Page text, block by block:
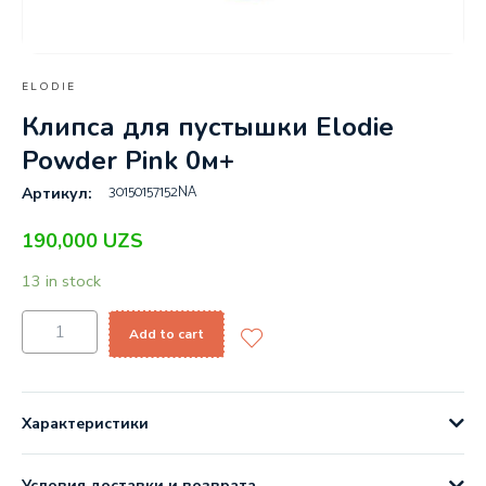
ELODIE
Клипса для пустышки Elodie
Powder Pink 0м+
Артикул: 30150157152NA
190,000 UZS
13 in stock
Add to cart
Характеристики